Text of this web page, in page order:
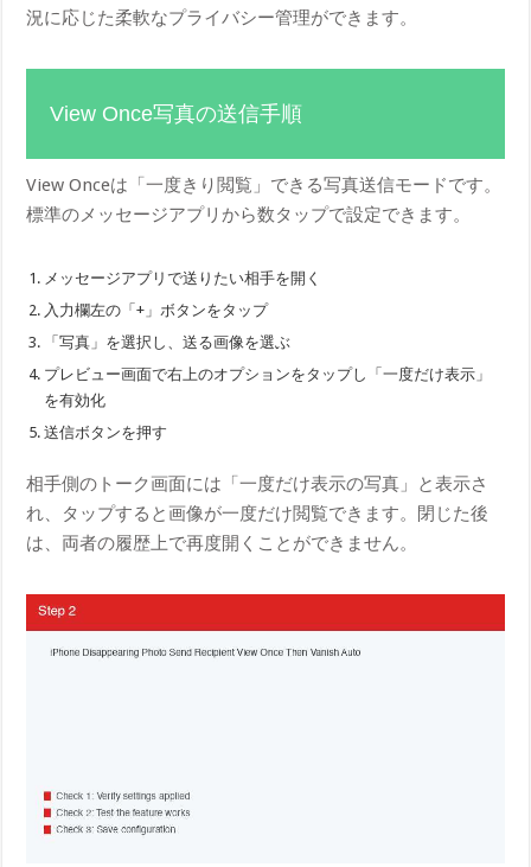
況に応じた柔軟なプライバシー管理ができます。
View Once写真の送信手順
View Onceは「一度きり閲覧」できる写真送信モードです。
標準のメッセージアプリから数タップで設定できます。
メッセージアプリで送りたい相手を開く
入力欄左の「+」ボタンをタップ
「写真」を選択し、送る画像を選ぶ
プレビュー画面で右上のオプションをタップし「一度だけ表示」
を有効化
送信ボタンを押す
相手側のトーク画面には「一度だけ表示の写真」と表示さ
れ、タップすると画像が一度だけ閲覧できます。閉じた後
は、両者の履歴上で再度開くことができません。